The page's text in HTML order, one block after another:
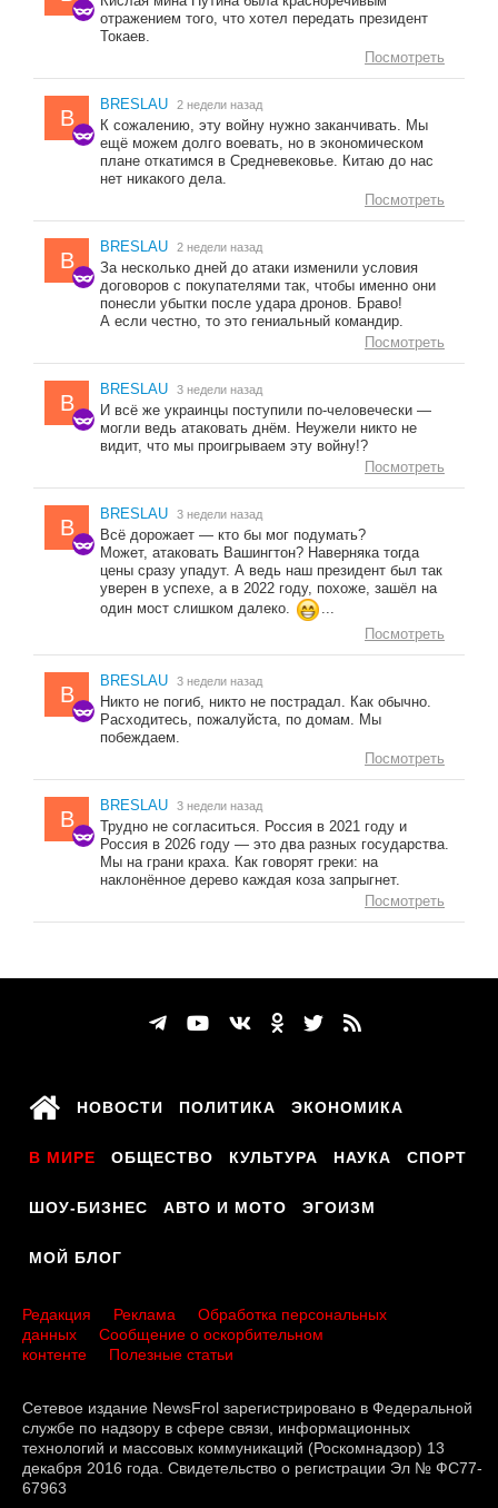
отражением того, что хотел передать президент
Токаев.
Посмотреть
B
BRESLAU 2 недели назад
К сожалению, эту войну нужно заканчивать. Мы
ещё можем долго воевать, но в экономическом
плане откатимся в Средневековье. Китаю до нас
нет никакого дела.
Посмотреть
B
BRESLAU 2 недели назад
За несколько дней до атаки изменили условия
договоров с покупателями так, чтобы именно они
понесли убытки после удара дронов. Браво!
А если честно, то это гениальный командир.
Посмотреть
B
BRESLAU 3 недели назад
И всё же украинцы поступили по-человечески —
могли ведь атаковать днём. Неужели никто не
видит, что мы проигрываем эту войну!?
Посмотреть
B
BRESLAU 3 недели назад
Всё дорожает — кто бы мог подумать?
Может, атаковать Вашингтон? Наверняка тогда
цены сразу упадут. А ведь наш президент был так
уверен в успехе, а в 2022 году, похоже, зашёл на
один мост слишком далеко.
...
Посмотреть
B
BRESLAU 3 недели назад
Никто не погиб, никто не пострадал. Как обычно.
Расходитесь, пожалуйста, по домам. Мы
побеждаем.
Посмотреть
B
BRESLAU 3 недели назад
Трудно не согласиться. Россия в 2021 году и
Россия в 2026 году — это два разных государства.
Мы на грани краха. Как говорят греки: на
наклонённое дерево каждая коза запрыгнет.
Посмотреть
НОВОСТИ ПОЛИТИКА ЭКОНОМИКА
В МИРЕ ОБЩЕСТВО КУЛЬТУРА НАУКА СПОРТ
ШОУ-БИЗНЕС АВТО И МОТО ЭГОИЗМ
МОЙ БЛОГ
Редакция Реклама
Обработка персональных
данных
Сообщение о оскорбительном
контенте
Полезные статьи
Сетевое издание NewsFrol зарегистрировано в Федеральной
службе по надзору в сфере связи, информационных
технологий и массовых коммуникаций (Роскомнадзор) 13
декабря 2016 года. Свидетельство о регистрации Эл № ФС77-
67963